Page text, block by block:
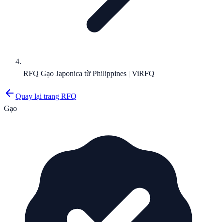
RFQ Gạo Japonica từ Philippines | ViRFQ
Quay lại trang RFQ
Gạo